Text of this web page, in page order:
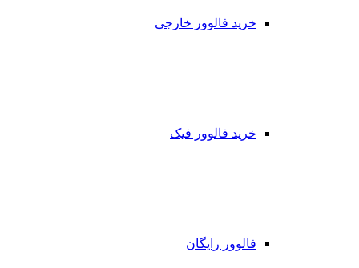
خرید فالوور خارجی
خرید فالوور فیک
فالوور رایگان